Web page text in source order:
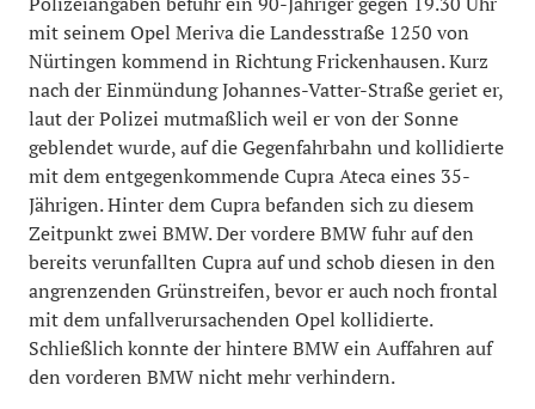
mit seinem Opel Meriva die Landesstraße 1250 von
Nürtingen kommend in Richtung Frickenhausen. Kurz
nach der Einmündung Johannes-Vatter-Straße geriet er,
laut der Polizei mutmaßlich weil er von der Sonne
geblendet wurde, auf die Gegenfahrbahn und kollidierte
mit dem entgegenkommende Cupra Ateca eines 35-
Jährigen. Hinter dem Cupra befanden sich zu diesem
Zeitpunkt zwei BMW. Der vordere BMW fuhr auf den
bereits verunfallten Cupra auf und schob diesen in den
angrenzenden Grünstreifen, bevor er auch noch frontal
mit dem unfallverursachenden Opel kollidierte.
Schließlich konnte der hintere BMW ein Auffahren auf
den vorderen BMW nicht mehr verhindern.